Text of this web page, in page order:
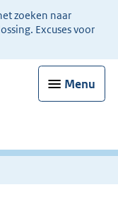
zoeken naar
Excuses voor
Menu